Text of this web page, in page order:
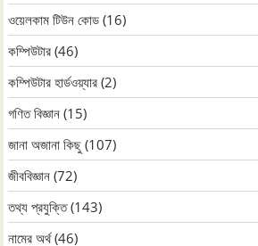
ওয়েলকাম টিউন কোড (16)
কম্পিউটার (46)
কম্পিউটার হার্ডওয়্যার (2)
গণিত বিজ্ঞান (15)
জানা অজানা কিছু (107)
জীববিজ্ঞান (72)
তথ্য প্রযুক্তি(143)
নামের অর্থ(46)